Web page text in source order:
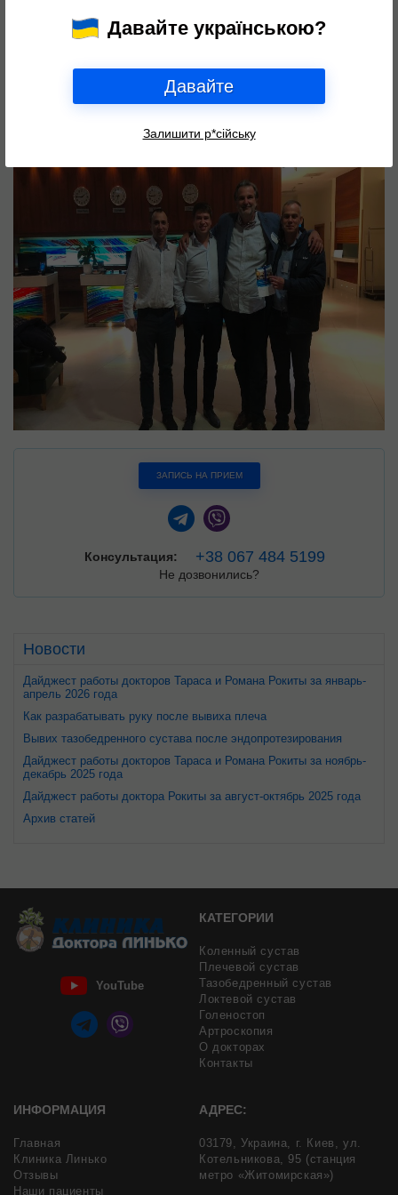
Давайте українською?
Давайте
Залишити р*сійську
Новости
Дайджест работы докторов Тараса и Романа Рокиты за январь-
апрель 2026 года
Как разрабатывать руку после вывиха плеча
Вывих тазобедренного сустава после эндопротезирования
Дайджест работы докторов Тараса и Романа Рокиты за ноябрь-
декабрь 2025 года
Дайджест работы доктора Рокиты за август-октябрь 2025 года
Архив статей
ЗАПИСЬ НА ПРИЕМ
Консультация: +38 067 484 5199
Не дозвонились?
YouTube
КАТЕГОРИИ
Коленный сустав
Плечевой сустав
Тазобедренный сустав
Локтевой сустав
Голеностоп
Артроскопия
О докторах
Контакты
ИНФОРМАЦИЯ
Главная
Клиника Линько
Отзывы
Наши пациенты
АДРЕС:
03179, Украина, г. Киев, ул.
Котельникова, 95 (станция
метро «Житомирская»)